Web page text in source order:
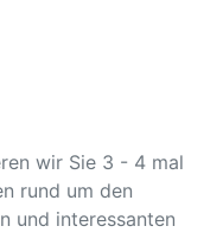
wir Sie 3 - 4 mal
rund um den
und interessanten